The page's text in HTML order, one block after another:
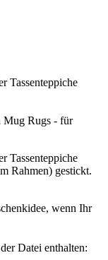
Tassenteppiche
Mug Rugs - für
Tassenteppiche
Rahmen) gestickt.
wenn Ihr
Datei enthalten: